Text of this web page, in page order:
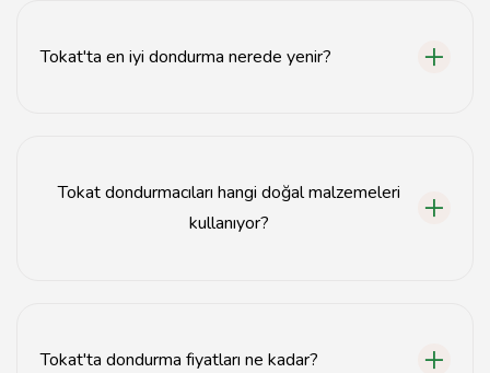
Tokat'ta en iyi dondurma nerede yenir?
Tokat dondurmacıları hangi doğal malzemeleri
kullanıyor?
Tokat'ta dondurma fiyatları ne kadar?